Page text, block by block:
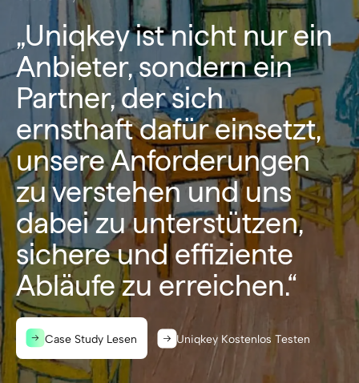
„Uniqkey ist nicht nur ein
Anbieter, sondern ein
Partner, der sich
ernsthaft dafür einsetzt,
unsere Anforderungen
zu verstehen und uns
dabei zu unterstützen,
sichere und effiziente
Abläufe zu erreichen.“
Case Study Lesen Uniqkey Kostenlos Testen